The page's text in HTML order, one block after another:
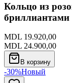
Кольцо из
бриллиантами
MDL 19.920,00
MDL 24.900,00
В корзину
-30%Новый